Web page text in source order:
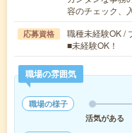
容のチェック、
応募資格
職種未経験OK /
■未経験OK！
職場の雰囲気
職場の様子
活気がある